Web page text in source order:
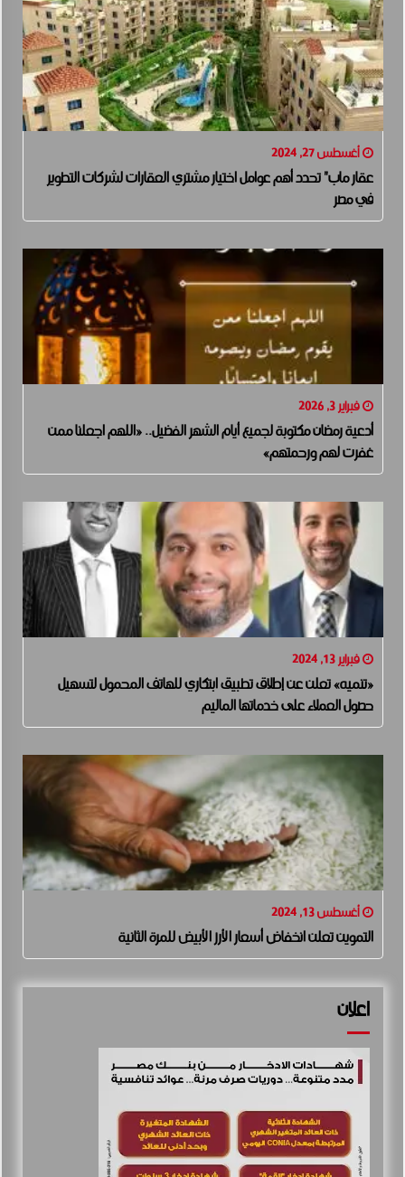
أغسطس 27, 2024
عقار ماب” تحدد أهم عوامل اختيار مشتري العقارات لشركات التطوير
في مصر
فبراير 3, 2026
أدعية رمضان مكتوبة لجميع أيام الشهر الفضيل.. «اللهم اجعلنا ممن
غفرت لهم ورحمتهم»
فبراير 13, 2024
«تنميه» تعلن عن إطلاق تطبيق ابتكاري للهاتف المحمول لتسهيل
حصول العملاء على خدماتها الماليم
أغسطس 13, 2024
التموين تعلن انخفاض أسعار الأرز الأبيض للمرة الثانية
اعلان